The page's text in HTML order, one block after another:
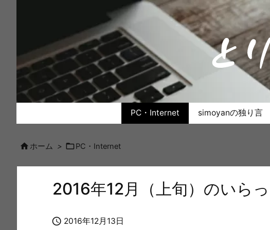
PC・Internet simoyanの独り言
 ホーム > PC・Internet
2016年12月（上旬）のいら
 2016年12月13日